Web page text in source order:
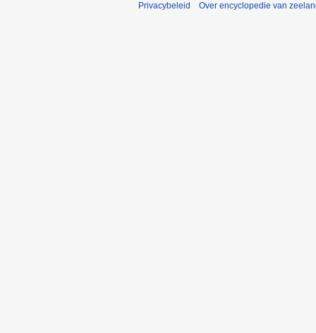
Privacybeleid Over encyclopedie van